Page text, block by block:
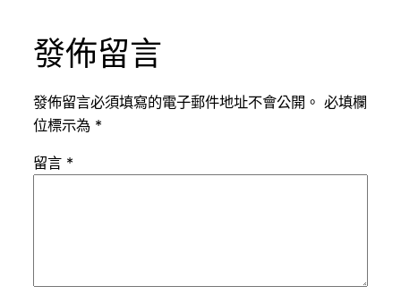
發佈留言
發佈留言必須填寫的電子郵件地址不會公開。 必填欄
位標示為 *
留言 *